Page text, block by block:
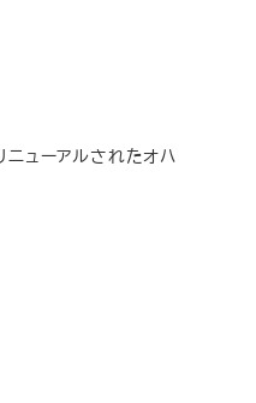
ニューアルされたオハ